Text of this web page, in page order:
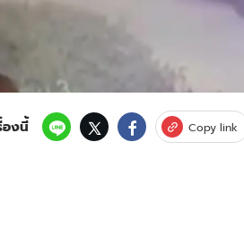
องนี้ Copy link